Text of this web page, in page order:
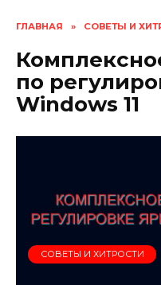
ГЛАВНАЯ » СОВЕТЫ И
по
Windows 11
СОВЕТЫ И ХИТРОСТИ